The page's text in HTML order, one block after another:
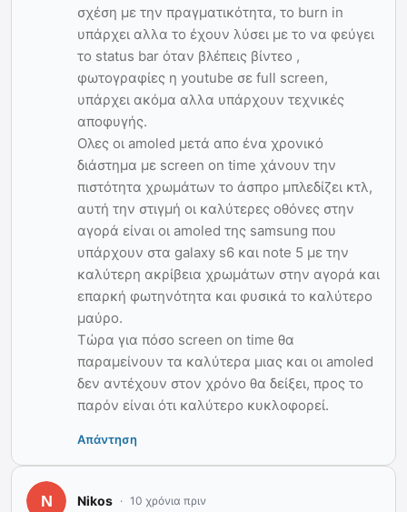
σχέση με την πραγματικότητα, το burn in
υπάρχει αλλα το έχουν λύσει με το να φεύγει
το status bar όταν βλέπεις βίντεο ,
φωτογραφίες η youtube σε full screen,
υπάρχει ακόμα αλλα υπάρχουν τεχνικές
αποφυγής.
Ολες οι amoled μετά απο ένα χρονικό
διάστημα με screen on time χάνουν την
πιστότητα χρωμάτων το άσπρο μπλεδίζει κτλ,
αυτή την στιγμή οι καλύτερες οθόνες στην
αγορά είναι οι amoled της samsung που
υπάρχουν στα galaxy s6 και note 5 με την
καλύτερη ακρίβεια χρωμάτων στην αγορά και
επαρκή φωτηνότητα και φυσικά το καλύτερο
μαύρο.
Τώρα για πόσο screen on time θα
παραμείνουν τα καλύτερα μιας και οι amoled
δεν αντέχουν στον χρόνο θα δείξει, προς το
παρόν είναι ότι καλύτερο κυκλοφορεί.
Απάντηση
Nikos 10 χρόνια πριν